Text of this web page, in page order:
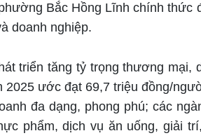
Bắc Hồng Lĩnh chính
doanh nghiệp.
triển tăng tỷ trọng thương
ước đạt 69,7 triệu đồng/
đa dạng, phong phú; các
phẩm, dịch vụ ăn uống, giải